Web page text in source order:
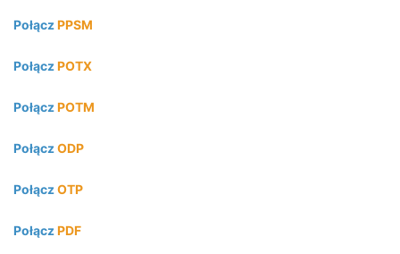
PołączPPSM
PołączPOTX
PołączPOTM
PołączODP
PołączOTP
PołączPDF